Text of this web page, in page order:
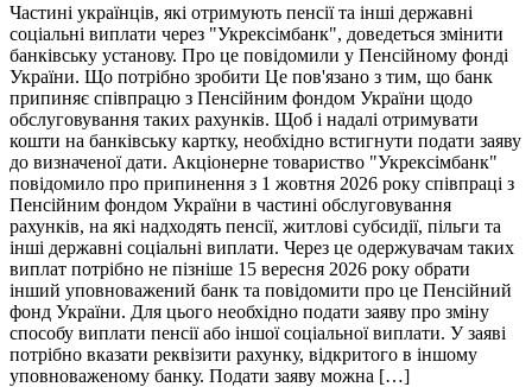
Частині українців, які отримують пенсії та інші державні
соціальні виплати через "Укрексімбанк", доведеться змінити
банківську установу. Про це повідомили у Пенсійному фонді
України. Що потрібно зробити Це пов'язано з тим, що банк
припиняє співпрацю з Пенсійним фондом України щодо
обслуговування таких рахунків. Щоб і надалі отримувати
кошти на банківську картку, необхідно встигнути подати заяву
до визначеної дати. Акціонерне товариство "Укрексімбанк"
повідомило про припинення з 1 жовтня 2026 року співпраці з
Пенсійним фондом України в частині обслуговування
рахунків, на які надходять пенсії, житлові субсидії, пільги та
інші державні соціальні виплати. Через це одержувачам таких
виплат потрібно не пізніше 15 вересня 2026 року обрати
інший уповноважений банк та повідомити про це Пенсійний
фонд України. Для цього необхідно подати заяву про зміну
способу виплати пенсії або іншої соціальної виплати. У заяві
потрібно вказати реквізити рахунку, відкритого в іншому
уповноваженому банку. Подати заяву можна […]